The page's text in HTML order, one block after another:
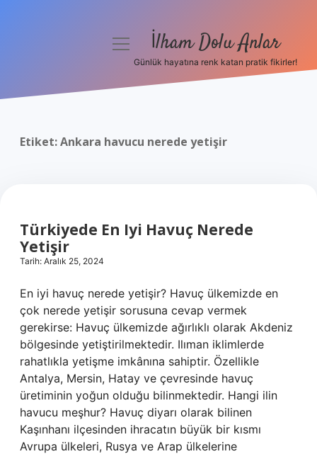
menüyü İlham Dolu Anlar
Günlük hayatına renk katan pratik fikirler!
Etiket:Ankara havucu nerede yetişir
Türkiyede En Iyi Havuç Nerede
Yetişir
Tarih: Aralık 25, 2024
En iyi havuç nerede yetişir? Havuç ülkemizde en
çok nerede yetişir sorusuna cevap vermek
gerekirse: Havuç ülkemizde ağırlıklı olarak Akdeniz
bölgesinde yetiştirilmektedir. Ilıman iklimlerde
rahatlıkla yetişme imkânına sahiptir. Özellikle
Antalya, Mersin, Hatay ve çevresinde havuç
üretiminin yoğun olduğu bilinmektedir. Hangi ilin
havucu meşhur? Havuç diyarı olarak bilinen
Kaşınhanı ilçesinden ihracatın büyük bir kısmı
Avrupa ülkeleri, Rusya ve Arap ülkelerine